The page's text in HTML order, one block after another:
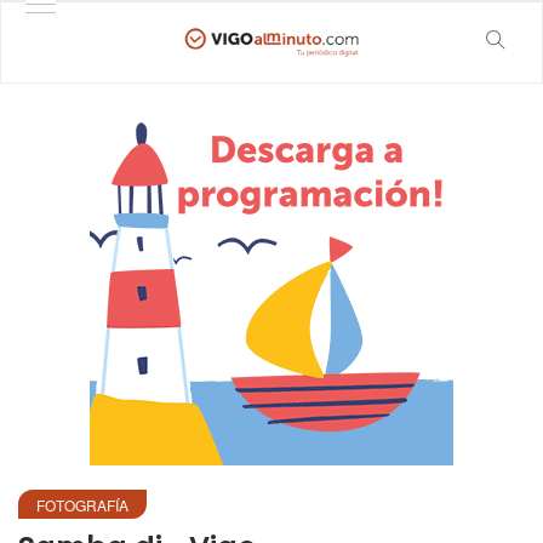
FOTOGRAFÍA